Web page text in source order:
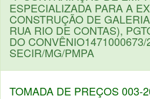
ESPECIALIZADA PARA A
CONSTRUÇÃO DE
RUA RIO DE CONTAS),
DO CONVÊNIO1471000673/
SECIR/MG/PMPA
TOMADA DE PREÇOS 003-